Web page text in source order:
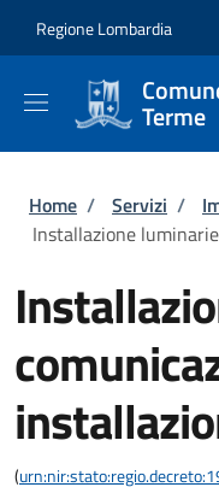
Regione Lombardia
Terme
Briciole di
Home / Servizi /
Installazione
(